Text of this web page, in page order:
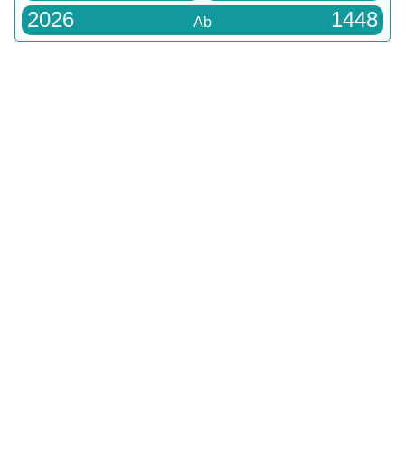
2026 Ab 1448